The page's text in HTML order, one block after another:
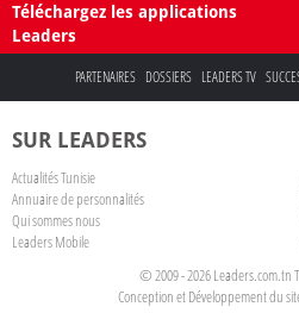
Téléchargez les applications
Leaders
PARTENAIRES DOSSIERS LEADERS TV
SUR LEADERS
Actualités Tunisie
Annuaire de personnalités
Qui sommes nous
Leaders Mobile
© 2009 - 2026 Leaders.com.tn
Conception et Développement du